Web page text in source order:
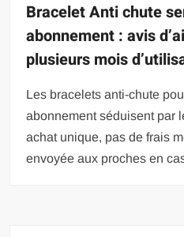
Bracelet Anti chute
abonnement : avis
plusieurs mois
Les bracelets anti-chute
abonnement séduisent par
achat unique, pas de frais
envoyée aux proches en